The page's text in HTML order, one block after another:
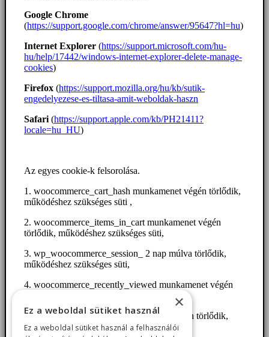
Google Chrome
(https://support.google.com/chrome/answer/95647?hl=hu)
Internet Explorer (https://support.microsoft.com/hu-
hu/help/17442/windows-internet-explorer-delete-manage-
cookies)
Firefox (https://support.mozilla.org/hu/kb/sutik-
engedelyezese-es-tiltasa-amit-weboldak-haszn
Safari (https://support.apple.com/kb/PH21411?
locale=hu_HU)
Az egyes cookie-k felsorolása.
1. woocommerce_cart_hash munkamenet végén törlődik,
működéshez szükséges süti ,
2. woocommerce_items_in_cart munkamenet végén
törlődik, működéshez szükséges süti,
3. wp_woocommerce_session_ 2 nap múlva törlődik,
működéshez szükséges süti,
4. woocommerce_recently_viewed munkamenet végén
5. store_notice[notice id] munkamenet végén törlődik,
működéshez szükséges süti,
×
Ez a weboldal sütiket használ
Ez a weboldal sütiket használ a felhasználói